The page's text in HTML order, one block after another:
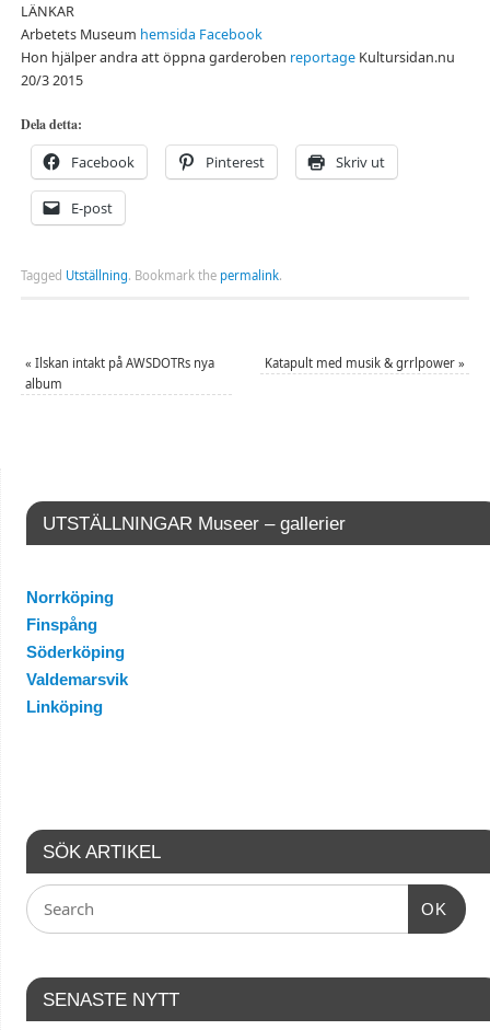
LÄNKAR
Arbetets Museum hemsida Facebook
Hon hjälper andra att öppna garderoben reportageKultursidan.nu
20/3 2015
Dela detta:
Facebook Pinterest Skriv ut
E-post
Tagged Utställning. Bookmark the permalink.
« Ilskan intakt på AWSDOTRs nya
album
Katapult med musik & grrlpower»
UTSTÄLLNINGAR Museer – gallerier
Norrköping
Finspång
Söderköping
Valdemarsvik
Linköping
SÖK ARTIKEL
OK
SENASTE NYTT